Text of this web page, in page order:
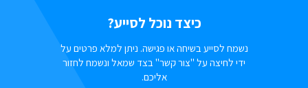
כיצד נוכל לסייע?
נשמח לסייע בשיחה או פגישה. ניתן למלא פרטים על
ידי לחיצה על "צור קשר" בצד שמאל ונשמח לחזור
אליכם.